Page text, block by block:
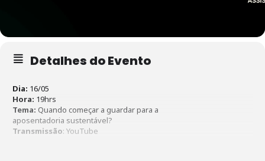
Detalhes do Evento
Dia: 16/05
Hora: 19hrs
Tema: Quando começar a guardar para a
aposentadoria sustentável?
Transmissão: YouTube